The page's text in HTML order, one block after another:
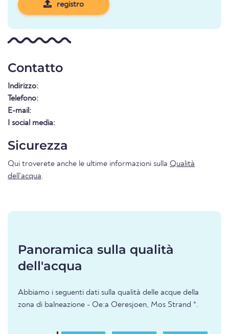
registro
Contatto
Indirizzo:
Telefono:
E-mail:
I social media:
Sicurezza
Qui troverete anche le ultime informazioni sulla Qualità
dell'acqua.
Panoramica sulla qualità
dell'acqua
Abbiamo i seguenti dati sulla qualità delle acque della
zona di balneazione - Oe:a Oeresjoen, Mos Strand *.